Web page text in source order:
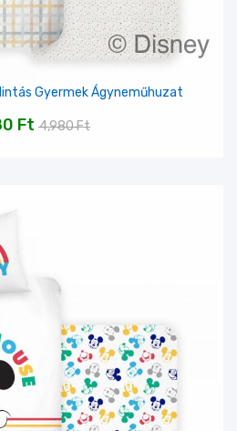
Gyermek Ágyneműhuzat
4,980Ft
Ft